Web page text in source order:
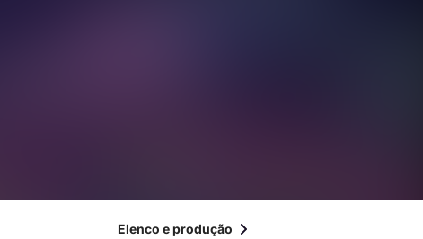
Elenco e produção